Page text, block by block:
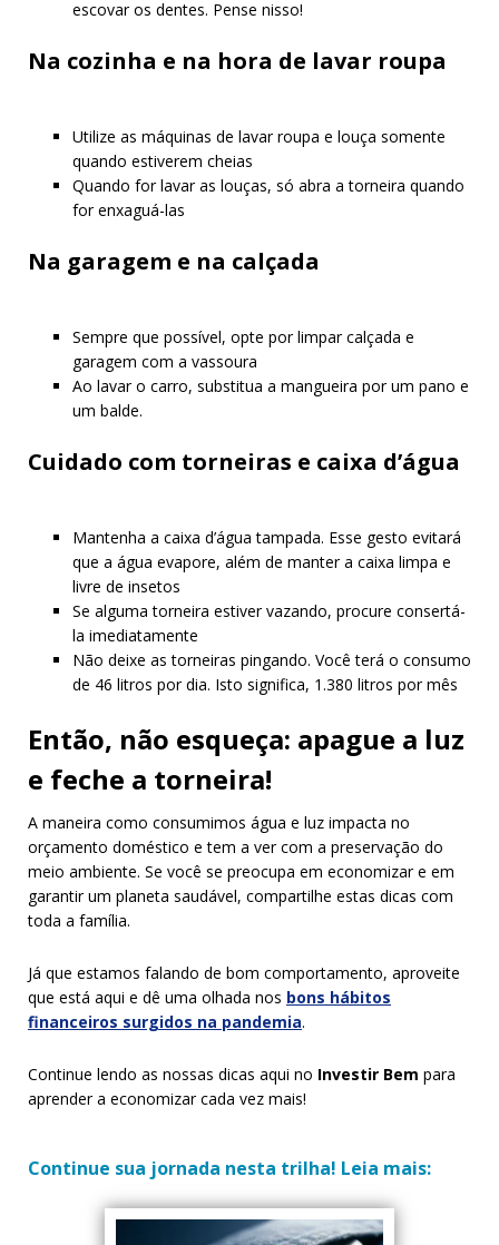
escovar os dentes. Pense nisso!
Na cozinha e na hora de lavar roupa
Utilize as máquinas de lavar roupa e louça somente
quando estiverem cheias
Quando for lavar as louças, só abra a torneira quando
for enxaguá-las
Na garagem e na calçada
Sempre que possível, opte por limpar calçada e
garagem com a vassoura
Ao lavar o carro, substitua a mangueira por um pano e
um balde.
Cuidado com torneiras e caixa d’água
Mantenha a caixa d’água tampada. Esse gesto evitará
que a água evapore, além de manter a caixa limpa e
livre de insetos
Se alguma torneira estiver vazando, procure consertá-
la imediatamente
Não deixe as torneiras pingando. Você terá o consumo
de 46 litros por dia. Isto significa, 1.380 litros por mês
Então, não esqueça: apague a luz
e feche a torneira!
A maneira como consumimos água e luz impacta no
orçamento doméstico e tem a ver com a preservação do
meio ambiente. Se você se preocupa em economizar e em
garantir um planeta saudável, compartilhe estas dicas com
toda a família.
Já que estamos falando de bom comportamento, aproveite
que está aqui e dê uma olhada nos bons hábitos
financeiros surgidos na pandemia.
Continue lendo as nossas dicas aqui no Investir Bem para
aprender a economizar cada vez mais!
Continue sua jornada nesta trilha! Leia mais: